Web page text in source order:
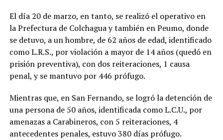
El día 20 de marzo, en tanto, se realizó el operativo en
la Prefectura de Colchagua y también en Peumo, donde
se detuvo, a un hombre, de 62 años de edad, identificado
como L.R.S., por violación a mayor de 14 años (quedó en
prisión preventiva), con dos reiteraciones, 1 causa
penal, y se mantuvo por 446 prófugo.
Mientras que, en San Fernando, se logró la detención de
una persona de 50 años, identificada como L.C.U., por
amenazas a Carabineros, con 5 reiteraciones, 4
antecedentes penales, estuvo 380 días prófugo.